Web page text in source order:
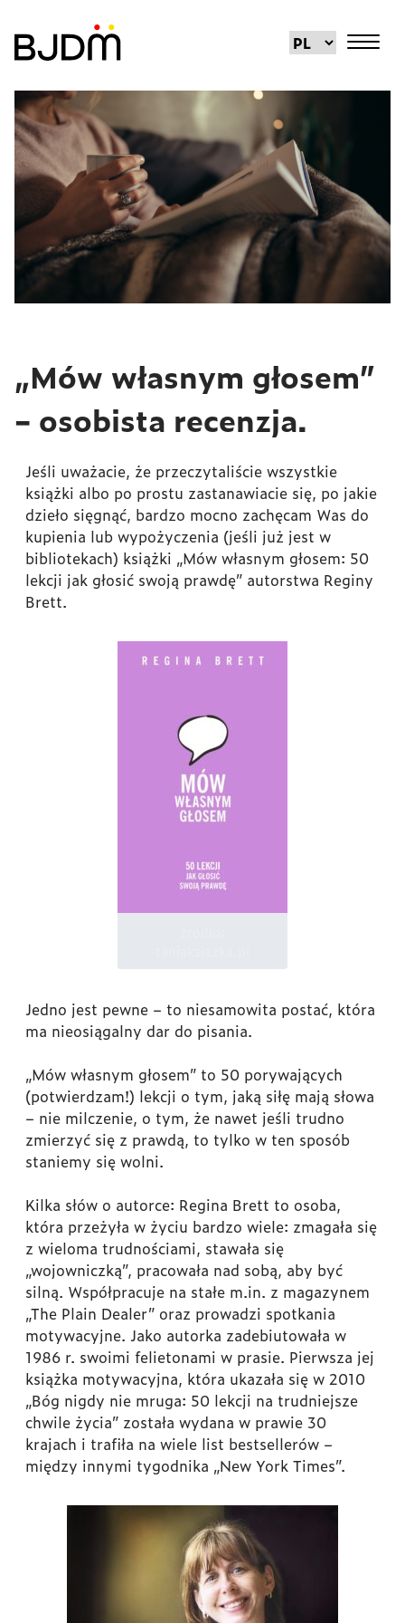
„Mów własnym głosem”
– osobista recenzja.
Jeśli uważacie, że przeczytaliście wszystkie
książki albo po prostu zastanawiacie się, po jakie
dzieło sięgnąć, bardzo mocno zachęcam Was do
kupienia lub wypożyczenia (jeśli już jest w
bibliotekach) książki „Mów własnym głosem: 50
lekcji jak głosić swoją prawdę” autorstwa Reginy
Brett.
Jedno jest pewne – to niesamowita postać, która
ma nieosiągalny dar do pisania.
„Mów własnym głosem” to 50 porywających
(potwierdzam!) lekcji o tym, jaką siłę mają słowa
– nie milczenie, o tym, że nawet jeśli trudno
zmierzyć się z prawdą, to tylko w ten sposób
staniemy się wolni.
Kilka słów o autorce: Regina Brett to osoba,
która przeżyła w życiu bardzo wiele: zmagała się
z wieloma trudnościami, stawała się
„wojowniczką”, pracowała nad sobą, aby być
silną. Współpracuje na stałe m.in. z magazynem
„The Plain Dealer” oraz prowadzi spotkania
motywacyjne. Jako autorka zadebiutowała w
1986 r. swoimi felietonami w prasie. Pierwsza jej
książka motywacyjna, która ukazała się w 2010
„Bóg nigdy nie mruga: 50 lekcji na trudniejsze
chwile życia” została wydana w prawie 30
krajach i trafiła na wiele list bestsellerów –
między innymi tygodnika „New York Times”.